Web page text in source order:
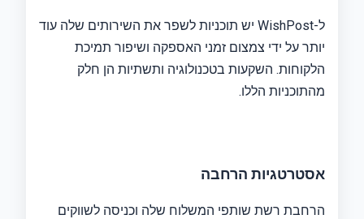
ל-WishPost יש תוכניות לשפר את השירותים שלה עוד
יותר על ידי צמצום זמני האספקה ​​ושיפור תמיכת
הלקוחות. השקעות בטכנולוגיה ותשתיות הן חלק
מהתוכניות הללו.
אסטרטגיות הרחבה
הרחבת רשת שותפי המשלוח שלה וכניסה לשווקים